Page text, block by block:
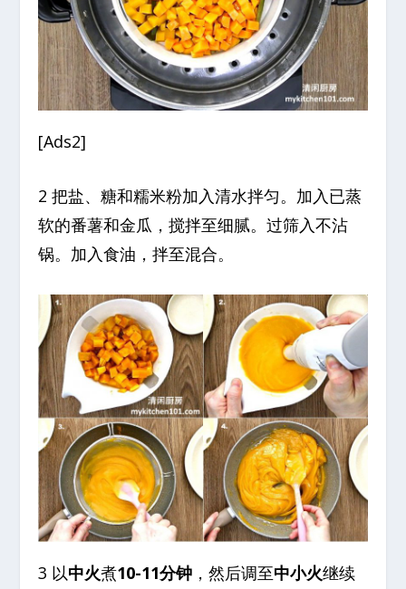
[Ads2]
2 把盐、糖和糯米粉加入清水拌匀。加入已蒸
软的番薯和金瓜，搅拌至细腻。过筛入不沾
锅。加入食油，拌至混合。
3 以中火煮10-11分钟 ，然后调至中小火继续